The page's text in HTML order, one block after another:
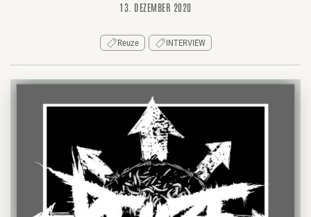
13. DEZEMBER 2020
Reuze INTERVIEW